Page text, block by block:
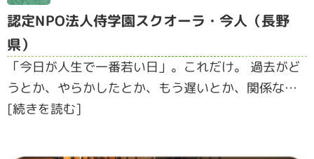
認定NPO法人侍学園スクオーラ・今人（長野
県）
「今日が人生で一番若い日」。これだけ。 過去がど
うとか、やらかしたとか、もう遅いとか、関係な…
[続きを読む]